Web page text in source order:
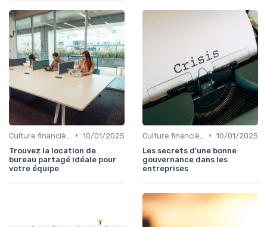
• 10/01/2025
Trouvez la location de
bureau partagé idéale pour
votre équipe
• 10/01/2025
Les secrets d'une bonne
gouvernance dans les
entreprises